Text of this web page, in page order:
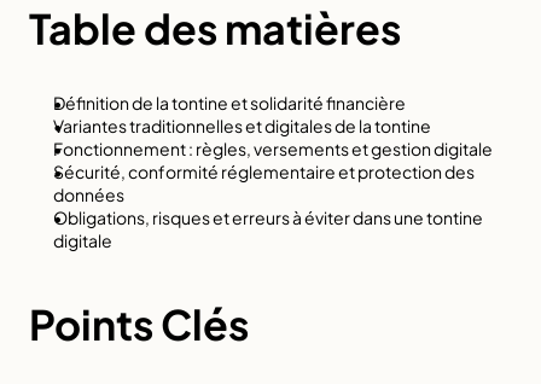
Table des matières
Définition de la tontine et solidarité financière
Variantes traditionnelles et digitales de la tontine
Fonctionnement : règles, versements et gestion digitale
Sécurité, conformité réglementaire et protection des
données
Obligations, risques et erreurs à éviter dans une tontine
digitale
Points Clés